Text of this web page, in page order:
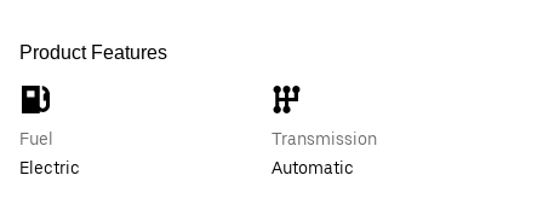
Product Features
Fuel
Electric
Transmission
Automatic